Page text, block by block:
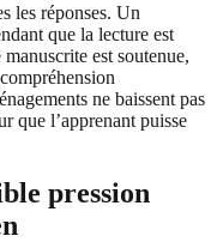
les réponses. Un
que la lecture est
est soutenue,
ne baissent pas
que l’apprenant puisse
pression